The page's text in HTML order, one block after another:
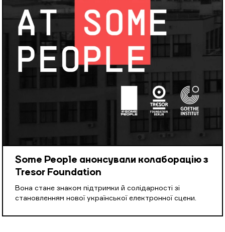
Some People анонсували колаборацію з
Tresor Foundation
Вона стане знаком підтримки й солідарності зі
становленням нової української електронної сцени.